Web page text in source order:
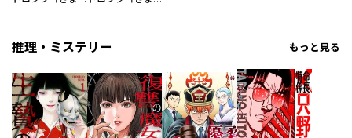
推理・ミステリー もっと見る